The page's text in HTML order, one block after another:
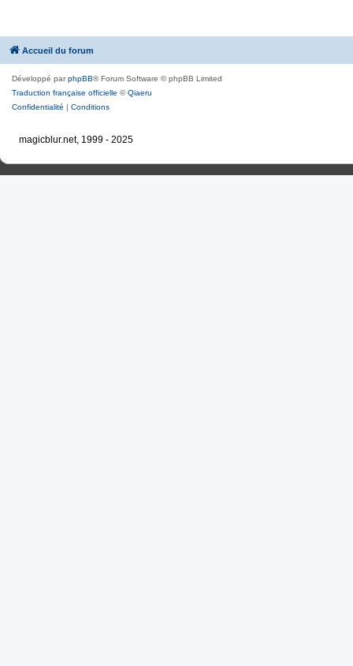
Accueil du forum
Développé parphpBB® Forum Software © phpBB Limited
Traduction française officielle ©Qiaeru
Confidentialité | Conditions
magicblur.net, 1999 - 2025